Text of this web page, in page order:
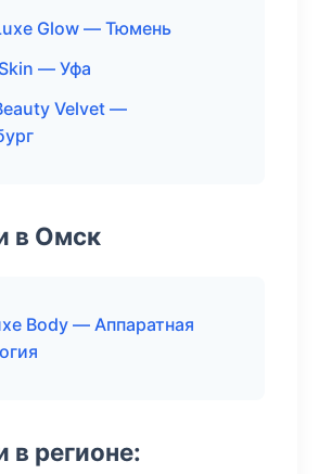
Glow — Тюмень
— Уфа
Velvet —
в Омск
Body — Аппаратная
в регионе: